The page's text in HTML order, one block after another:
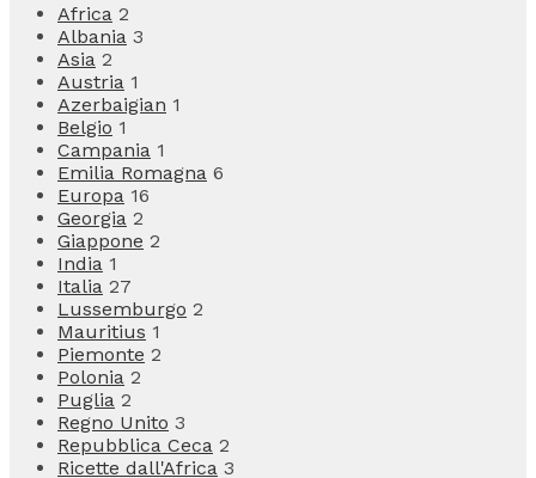
Africa 2
Albania 3
Asia 2
Austria 1
Azerbaigian 1
Belgio 1
Campania 1
Emilia Romagna 6
Europa 16
Georgia 2
Giappone 2
India 1
Italia 27
Lussemburgo 2
Mauritius 1
Piemonte 2
Polonia 2
Puglia 2
Regno Unito 3
Repubblica Ceca 2
Ricette dall'Africa 3